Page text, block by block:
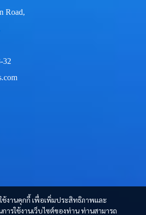
ช้งานคุกกี้ เพื่อเพิ่มประสิทธิภาพและ
ารใช้งานเว็บไซต์ของท่าน ท่านสามารถ
Road,
32